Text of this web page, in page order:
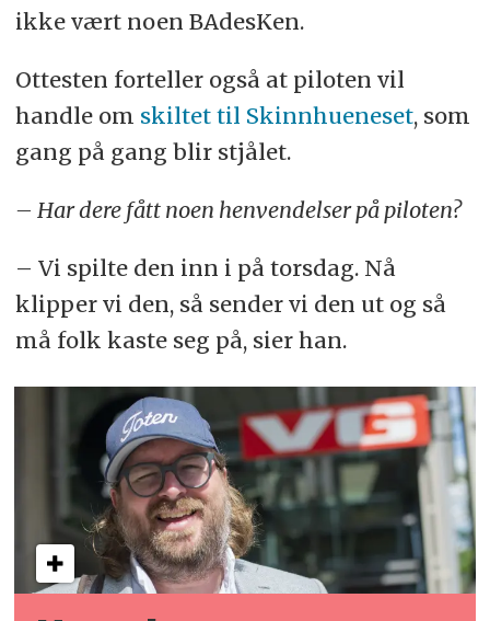
ikke vært noen BAdesKen.
Ottesten forteller også at piloten vil
handle om skiltet til Skinnhueneset, som
gang på gang blir stjålet.
– Har dere fått noen henvendelser på piloten?
– Vi spilte den inn i på torsdag. Nå
klipper vi den, så sender vi den ut og så
må folk kaste seg på, sier han.